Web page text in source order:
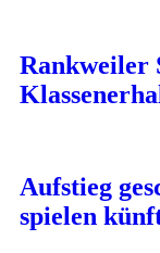
Rankweiler
Aufstieg
spielen